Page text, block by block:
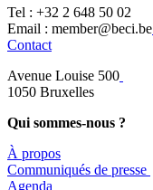
Tel : +32 2 648 50 02​
​​Email : member@beci.be
Contact
Avenue Louise 500
​1050 Bruxelles
Qui sommes-nous ?
À propos
​​Communiqués de presse
​Agenda